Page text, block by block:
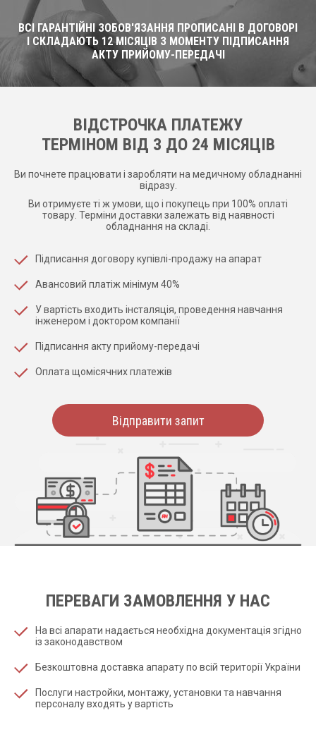
ВСІ ГАРАНТІЙНІ ЗОБОВ'ЯЗАННЯ ПРОПИСАНІ В ДОГОВОРІ
І СКЛАДАЮТЬ 12 МІСЯЦІВ З МОМЕНТУ ПІДПИСАННЯ
АКТУ ПРИЙОМУ-ПЕРЕДАЧІ
ВІДСТРОЧКА ПЛАТЕЖУ
ТЕРМІНОМ ВІД 3 ДО 24 МІСЯЦІВ
Ви почнете працювати і заробляти на медичному обладнанні
відразу.
Ви отримуєте ті ж умови, що і покупець при 100% оплаті
товару. Терміни доставки залежать від наявності
обладнання на складі.
Підписання договору купівлі-продажу на апарат
Авансовий платіж мінімум 40%
У вартість входить інсталяція, проведення навчання
інженером і доктором компанії
Підписання акту прийому-передачі
Оплата щомісячних платежів
Відправити запит
ПЕРЕВАГИ ЗАМОВЛЕННЯ У НАС
На всі апарати надається необхідна документація згідно
із законодавством
Безкоштовна доставка апарату по всій території України
Послуги настройки, монтажу, установки та навчання
персоналу входять у вартість